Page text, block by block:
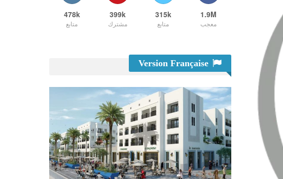
1.9M
معجب
315k
متابع
399k
مشترك
478k
متابع